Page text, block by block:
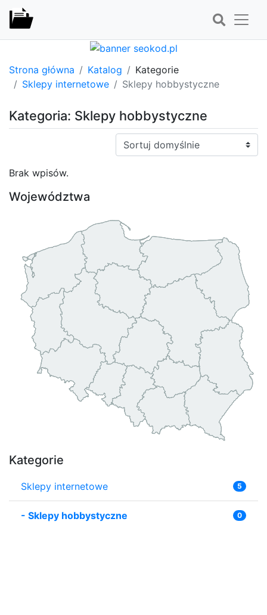
Strona główna Katalog
Kategorie
Sklepy internetowe
Sklepy hobbystyczne
Kategoria: Sklepy hobbystyczne
Sortuj:
Brak wpisów.
Województwa
Kategorie
Sklepy internetowe 5
- Sklepy hobbystyczne 0